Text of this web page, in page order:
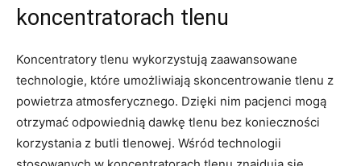
koncentratorach tlenu
Koncentratory tlenu wykorzystują zaawansowane
technologie, które umożliwiają skoncentrowanie ‌tlenu z
powietrza atmosferycznego. Dzięki nim pacjenci mogą
otrzymać odpowiednią ‌dawkę tlenu bez konieczności
korzystania z butli tlenowej.‍ Wśród technologii